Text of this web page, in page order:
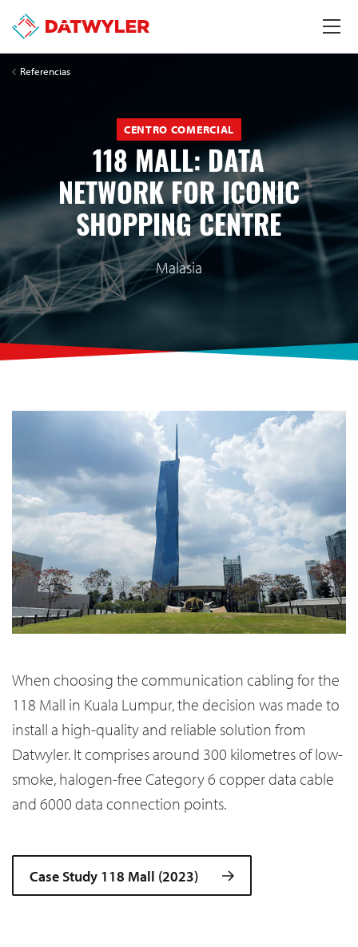
Referencias
CENTRO COMERCIAL
118 MALL: DATA
NETWORK FOR ICONIC
SHOPPING CENTRE
Malasia
When choosing the communication cabling for the
118 Mall in Kuala Lumpur, the decision was made to
install a high-quality and reliable solution from
Datwyler. It comprises around 300 kilometres of low-
smoke, halogen-free Category 6 copper data cable
and 6000 data connection points.
Case Study 118 Mall (2023)